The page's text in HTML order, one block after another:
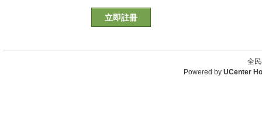
立即註冊
全
Powered by UCenter